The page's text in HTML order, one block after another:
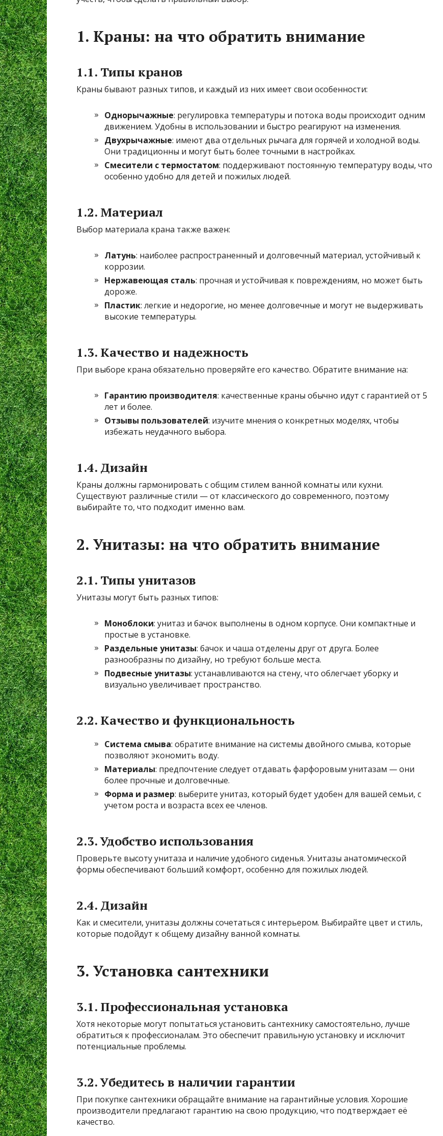
1. Краны: на что обратить внимание
1.1. Типы кранов
Краны бывают разных типов, и каждый из них имеет свои особенности:
Однорычажные: регулировка температуры и потока воды происходит одним
движением. Удобны в использовании и быстро реагируют на изменения.
Двухрычажные: имеют два отдельных рычага для горячей и холодной воды.
Они традиционны и могут быть более точными в настройках.
Смесители с термостатом: поддерживают постоянную температуру воды, что
особенно удобно для детей и пожилых людей.
1.2. Материал
Выбор материала крана также важен:
Латунь: наиболее распространенный и долговечный материал, устойчивый к
коррозии.
Нержавеющая сталь: прочная и устойчивая к повреждениям, но может быть
дороже.
Пластик: легкие и недорогие, но менее долговечные и могут не выдерживать
высокие температуры.
1.3. Качество и надежность
При выборе крана обязательно проверяйте его качество. Обратите внимание на:
Гарантию производителя: качественные краны обычно идут с гарантией от 5
лет и более.
Отзывы пользователей: изучите мнения о конкретных моделях, чтобы
избежать неудачного выбора.
1.4. Дизайн
Краны должны гармонировать с общим стилем ванной комнаты или кухни.
Существуют различные стили — от классического до современного, поэтому
выбирайте то, что подходит именно вам.
2. Унитазы: на что обратить внимание
2.1. Типы унитазов
Унитазы могут быть разных типов:
Моноблоки: унитаз и бачок выполнены в одном корпусе. Они компактные и
простые в установке.
Раздельные унитазы: бачок и чаша отделены друг от друга. Более
разнообразны по дизайну, но требуют больше места.
Подвесные унитазы: устанавливаются на стену, что облегчает уборку и
визуально увеличивает пространство.
2.2. Качество и функциональность
Система смыва: обратите внимание на системы двойного смыва, которые
позволяют экономить воду.
Материалы: предпочтение следует отдавать фарфоровым унитазам — они
более прочные и долговечные.
Форма и размер: выберите унитаз, который будет удобен для вашей семьи, с
учетом роста и возраста всех ее членов.
2.3. Удобство использования
Проверьте высоту унитаза и наличие удобного сиденья. Унитазы анатомической
формы обеспечивают больший комфорт, особенно для пожилых людей.
2.4. Дизайн
Как и смесители, унитазы должны сочетаться с интерьером. Выбирайте цвет и стиль,
которые подойдут к общему дизайну ванной комнаты.
3. Установка сантехники
3.1. Профессиональная установка
Хотя некоторые могут попытаться установить сантехнику самостоятельно, лучше
обратиться к профессионалам. Это обеспечит правильную установку и исключит
потенциальные проблемы.
3.2. Убедитесь в наличии гарантии
При покупке сантехники обращайте внимание на гарантийные условия. Хорошие
производители предлагают гарантию на свою продукцию, что подтверждает её
качество.